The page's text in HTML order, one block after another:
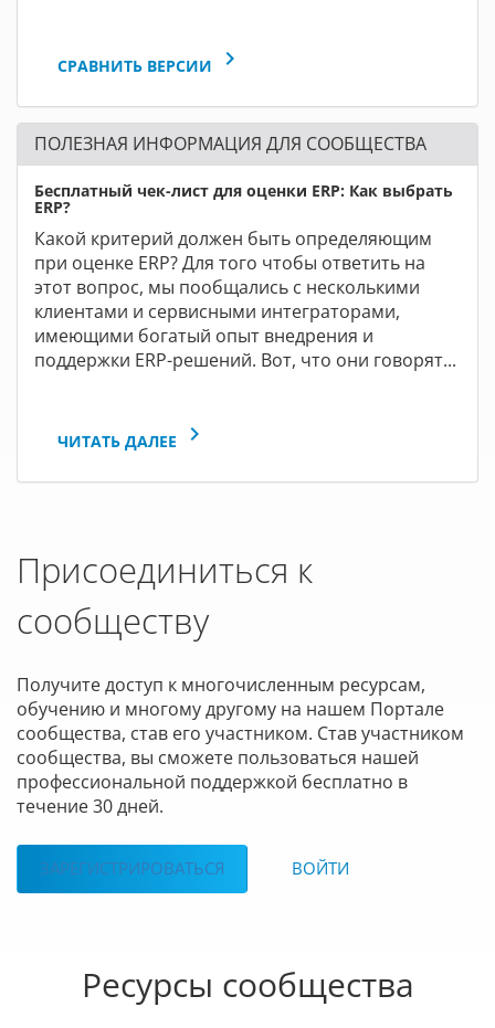
СРАВНИТЬ ВЕРСИИ keyboard_arrow_right
ПОЛЕЗНАЯ ИНФОРМАЦИЯ ДЛЯ СООБЩЕСТВА
Бесплатный чек-лист для оценки ERP: Как выбрать
ERP?
Какой критерий должен быть определяющим
при оценке ERP? Для того чтобы ответить на
этот вопрос, мы пообщались с несколькими
клиентами и сервисными интеграторами,
имеющими богатый опыт внедрения и
поддержки ERP-решений. Вот, что они говорят...
ЧИТАТЬ ДАЛЕЕ keyboard_arrow_right
Присоединиться к
сообществу
Получите доступ к многочисленным ресурсам,
обучению и многому другому на нашем Портале
сообщества, став его участником. Став участником
сообщества, вы сможете пользоваться нашей
профессиональной поддержкой бесплатно в
течение 30 дней.
ЗАРЕГИСТРИРОВАТЬСЯ ВОЙТИ
Ресурсы сообщества